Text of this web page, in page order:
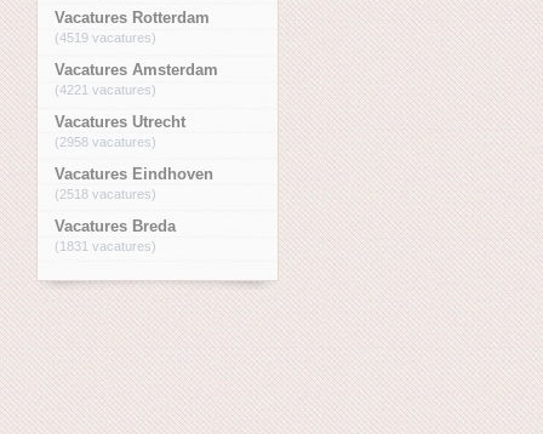
Vacatures Rotterdam
(4519 vacatures)
Vacatures Amsterdam
(4221 vacatures)
Vacatures Utrecht
(2958 vacatures)
Vacatures Eindhoven
(2518 vacatures)
Vacatures Breda
(1831 vacatures)